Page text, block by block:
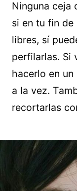
Ninguna ceja
si en tu fin de
libres, sí
perfilarlas. Si
hacerlo en
a la vez.
recortarlas